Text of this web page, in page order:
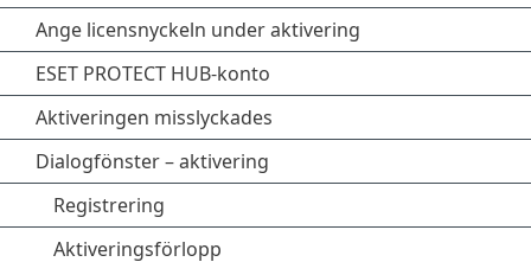
Ange licensnyckeln under aktivering
ESET PROTECT HUB-konto
Aktiveringen misslyckades
Dialogfönster – aktivering
Registrering
Aktiveringsförlopp